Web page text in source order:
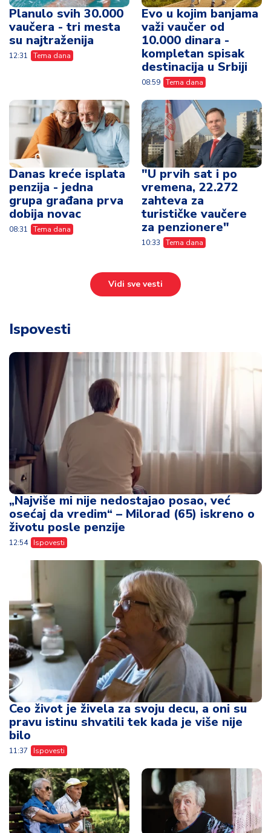
Planulo svih 30.000
vaučera - tri mesta
su najtraženija
12:31 Tema dana
Evo u kojim banjama
važi vaučer od
10.000 dinara -
kompletan spisak
destinacija u Srbiji
08:59 Tema dana
Danas kreće isplata
penzija - jedna
grupa građana prva
dobija novac
08:31 Tema dana
"U prvih sat i po
vremena, 22.272
zahteva za
turističke vaučere
za penzionere"
10:33 Tema dana
Vidi sve vesti
Ispovesti
„Najviše mi nije nedostajao posao, već
osećaj da vredim“ – Milorad (65) iskreno o
životu posle penzije
12:54 Ispovesti
Ceo život je živela za svoju decu, a oni su
pravu istinu shvatili tek kada je više nije
bilo
11:37 Ispovesti